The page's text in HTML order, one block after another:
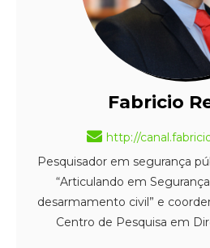
Fabricio
http://
Pesquisador em segurança
“Articulando em
desarmamento civil” e
Centro de Pesquisa em